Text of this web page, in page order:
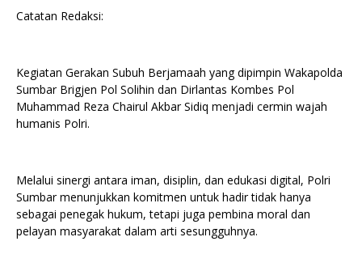
Catatan Redaksi:
Kegiatan Gerakan Subuh Berjamaah yang dipimpin Wakapolda
Sumbar Brigjen Pol Solihin dan Dirlantas Kombes Pol
Muhammad Reza Chairul Akbar Sidiq menjadi cermin wajah
humanis Polri.
Melalui sinergi antara iman, disiplin, dan edukasi digital, Polri
Sumbar menunjukkan komitmen untuk hadir tidak hanya
sebagai penegak hukum, tetapi juga pembina moral dan
pelayan masyarakat dalam arti sesungguhnya.